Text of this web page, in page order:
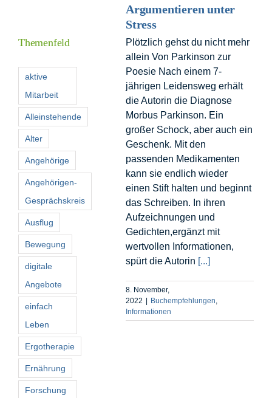
Kontakt
Suche
nach:
Argumentieren unter
Stress
Plötzlich gehst du nicht mehr
allein Von Parkinson zur
Poesie Nach einem 7-
jährigen Leidensweg erhält
die Autorin die Diagnose
Morbus Parkinson. Ein
großer Schock, aber auch ein
Geschenk. Mit den
passenden Medikamenten
kann sie endlich wieder
einen Stift halten und beginnt
das Schreiben. In ihren
Aufzeichnungen und
Gedichten,ergänzt mit
wertvollen Informationen,
spürt die Autorin [...]
8. November,
2022 | Buchempfehlungen
Informationen
Themenfeld
aktive
Mitarbeit
Alleinstehende
Alter
Angehörige
Angehörigen-
Gesprächskreis
Ausflug
Bewegung
digitale
Angebote
einfach
Leben
Ergotherapie
Ernährung
Forschung